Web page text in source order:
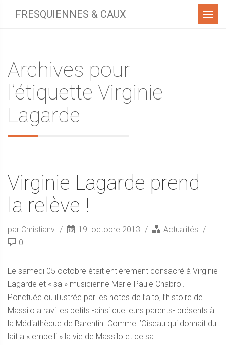
FRESQUIENNES & CAUX Menu
Archives pour
l’étiquette Virginie
Lagarde
Virginie Lagarde prend
la relève !
par Christianv 19. octobre 2013
Actualités
0
Le samedi 05 octobre était entièrement consacré à Virginie
Lagarde et « sa » musicienne Marie-Paule Chabrol.
Ponctuée ou illustrée par les notes de l’alto, l’histoire de
Massilo a ravi les petits -ainsi que leurs parents- présents à
la Médiathèque de Barentin. Comme l’Oiseau qui donnait du
lait a « embelli » la vie de Massilo et de sa ...